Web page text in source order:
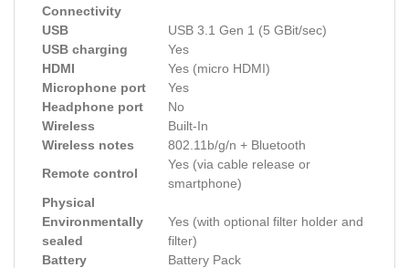
Connectivity
USB
USB 3.1 Gen 1 (5 GBit/sec)
USB charging
Yes
HDMI
Yes (micro HDMI)
Microphone port
Yes
Headphone port
No
Wireless
Built-In
Wireless notes
802.11b/g/n + Bluetooth
Remote control
Yes (via cable release or
smartphone)
Physical
Environmentally
sealed
Yes (with optional filter holder and
filter)
Battery
Battery Pack